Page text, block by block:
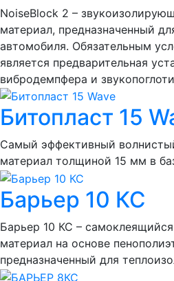
NoiseBlock 2 –
материал, предназначенный
автомобиля. Обязательным
является предварительная
вибродемпфера и
Битопласт 15
Самый эффективный
материал толщиной 15 мм в
Барьер 10 КС
Барьер 10 КС –
материал на основе
предназначенный для